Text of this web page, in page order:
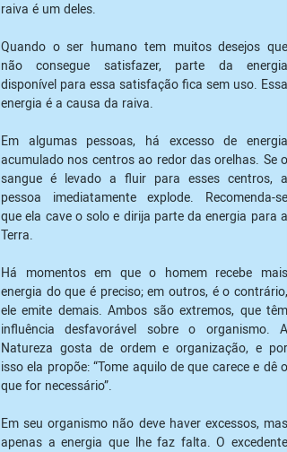
raiva é um deles.
Quando o ser humano tem muitos desejos que
não consegue satisfazer, parte da energia
disponível para essa satisfação fica sem uso. Essa
energia é a causa da raiva.
Em algumas pessoas, há excesso de energia
acumulado nos centros ao redor das orelhas. Se o
sangue é levado a fluir para esses centros, a
pessoa imediatamente explode. Recomenda-se
que ela cave o solo e dirija parte da energia para a
Terra.
Há momentos em que o homem recebe mais
energia do que é preciso; em outros, é o contrário,
ele emite demais. Ambos são extremos, que têm
influência desfavorável sobre o organismo. A
Natureza gosta de ordem e organização, e por
isso ela propõe: “Tome aquilo de que carece e dê o
que for necessário”.
Em seu organismo não deve haver excessos, mas
apenas a energia que lhe faz falta. O excedente